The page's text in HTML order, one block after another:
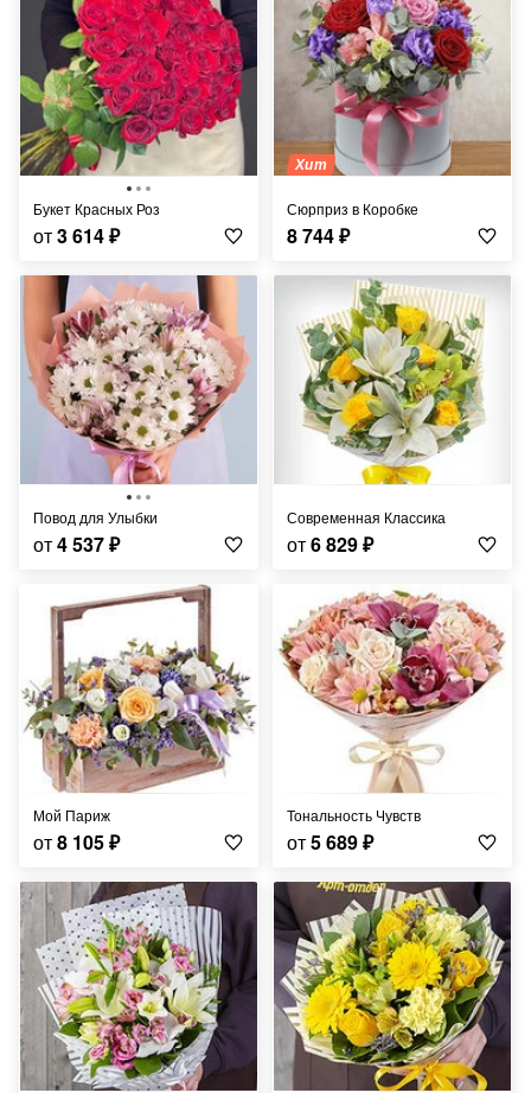
Букет Красных Роз
от3 614₽
Хит
Сюрприз в Коробке
8 744₽
Повод для Улыбки
от4 537₽
Современная Классика
от6 829₽
Мой Париж
от8 105₽
Тональность Чувств
от5 689₽